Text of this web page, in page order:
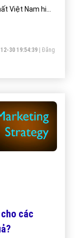
Việt Nam hiện
30 19:54:39|Đăng
các